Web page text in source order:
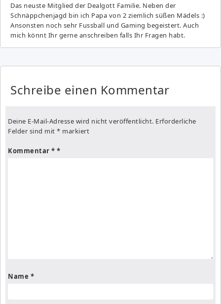
Das neuste Mitglied der Dealgott Familie. Neben der
Schnäppchenjagd bin ich Papa von 2 ziemlich süßen Mädels :)
Ansonsten noch sehr Fussball und Gaming begeistert. Auch
mich könnt Ihr gerne anschreiben falls Ihr Fragen habt.
Schreibe einen Kommentar
Deine E-Mail-Adresse wird nicht veröffentlicht. Erforderliche
Felder sind mit * markiert
Kommentar *
Name *